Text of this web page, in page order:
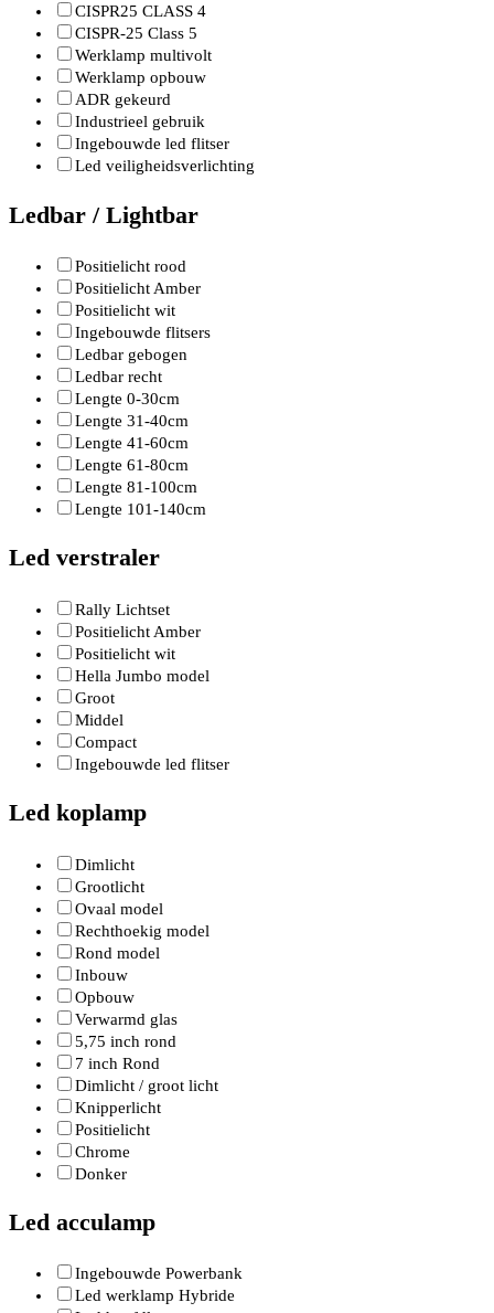
CISPR25 CLASS 4
CISPR-25 Class 5
Werklamp multivolt
Werklamp opbouw
ADR gekeurd
Industrieel gebruik
Ingebouwde led flitser
Led veiligheidsverlichting
Ledbar / Lightbar
Positielicht rood
Positielicht Amber
Positielicht wit
Ingebouwde flitsers
Ledbar gebogen
Ledbar recht
Lengte 0-30cm
Lengte 31-40cm
Lengte 41-60cm
Lengte 61-80cm
Lengte 81-100cm
Lengte 101-140cm
Led verstraler
Rally Lichtset
Positielicht Amber
Positielicht wit
Hella Jumbo model
Groot
Middel
Compact
Ingebouwde led flitser
Led koplamp
Dimlicht
Grootlicht
Ovaal model
Rechthoekig model
Rond model
Inbouw
Opbouw
Verwarmd glas
5,75 inch rond
7 inch Rond
Dimlicht / groot licht
Knipperlicht
Positielicht
Chrome
Donker
Led acculamp
Ingebouwde Powerbank
Led werklamp Hybride